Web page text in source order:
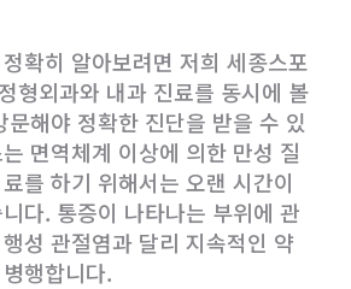
확히 알아보려면 저희 세종스포
형외과와 내과 진료를 동시에 볼
문해야 정확한 진단을 받을 수 있
면역체계 이상에 의한 만성 질
를 하기 위해서는 오랜 시간이
다. 통증이 나타나는 부위에 관
성 관절염과 달리 지속적인 약
행합니다.